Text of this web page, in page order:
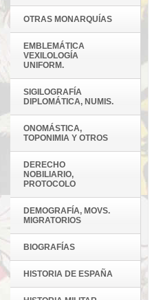
OTRAS MONARQUÍAS
EMBLEMÁTICA
VEXILOLOGÍA
UNIFORM.
SIGILOGRAFÍA
DIPLOMÁTICA, NUMIS.
ONOMÁSTICA,
TOPONIMIA Y OTROS
DERECHO
NOBILIARIO,
PROTOCOLO
DEMOGRAFÍA, MOVS.
MIGRATORIOS
BIOGRAFÍAS
HISTORIA DE ESPAÑA